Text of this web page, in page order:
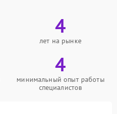
4
лет на рынке
4
минимальный опыт работы
специалистов